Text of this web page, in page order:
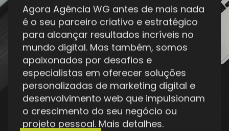
é o seu parceiro criativo e estratégico
para alcançar resultados incríveis no
mundo digital. Mas também, somos
apaixonados por desafios e
especialistas em oferecer soluções
personalizadas de marketing digital e
desenvolvimento web que impulsionam
o crescimento do seu negócio ou
projeto pessoal. Mais detalhes.